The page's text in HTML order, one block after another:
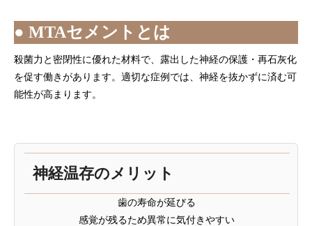
● MTAセメントとは
殺菌力と密閉性に優れた材料で、露出した神経の保護・再石灰化
を促す働きがあります。適切な症例では、神経を抜かずに済む可
能性が高まります。
神経温存のメリット
歯の寿命が延びる
感覚が残るため異常に気付きやすい